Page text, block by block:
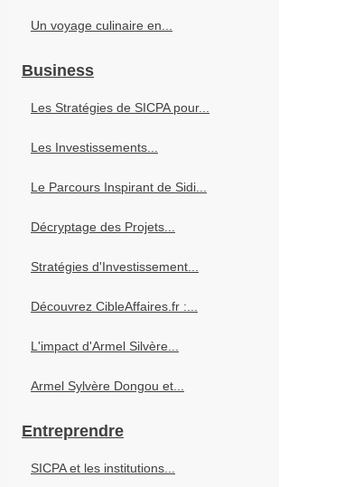
Un voyage culinaire en...
Business
Les Stratégies de SICPA pour...
Les Investissements...
Le Parcours Inspirant de Sidi...
Décryptage des Projets...
Stratégies d'Investissement...
Découvrez CibleAffaires.fr :...
L'impact d'Armel Silvère...
Armel Sylvère Dongou et...
Entreprendre
SICPA et les institutions...